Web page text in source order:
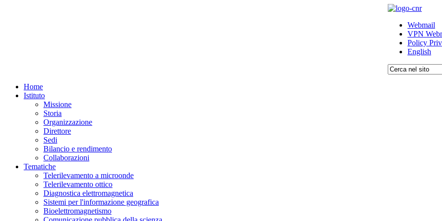
Webmail
VPN
Policy
English
Home
Istituto
Missione
Storia
Organizzazione
Direttore
Sedi
Bilancio e rendimento
Collaborazioni
Tematiche
Telerilevamento a microonde
Telerilevamento ottico
Diagnostica elettromagnetica
Sistemi per l'informazione geografica
Bioelettromagnetismo